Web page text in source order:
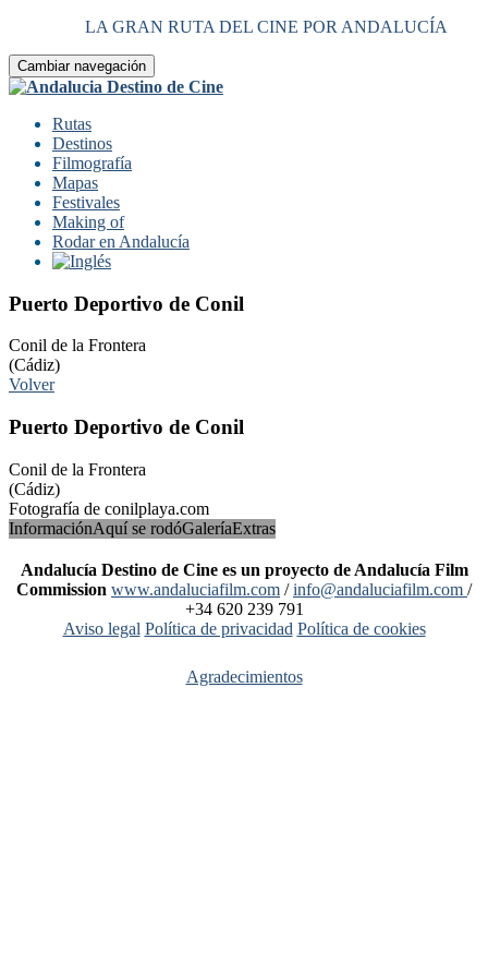
LA GRAN RUTA DEL CINE POR ANDALUCÍA
Cambiar navegación
Rutas
Destinos
Filmografía
Mapas
Festivales
Making of
Rodar en Andalucía
Puerto Deportivo de Conil
Conil de la Frontera
(Cádiz)
Volver
Puerto Deportivo de Conil
Conil de la Frontera
(Cádiz)
Fotografía de conilplaya.com
InformaciónAquí se rodóGaleríaExtras
Andalucía Destino de Cine es un proyecto de Andalucía Film
Commission www.andaluciafilm.com /info@andaluciafilm.com /
+34 620 239 791
Aviso legal Política de privacidad Política de cookies
Agradecimientos